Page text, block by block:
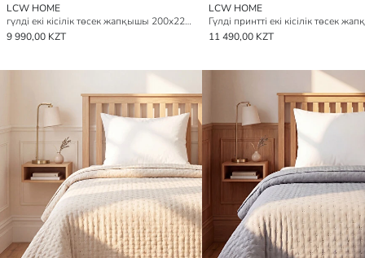
LCW HOME
гүлді екі кісілік төсек жапқышы 200x220 см
9 990,00 KZT
LCW HOME
Гүлді принтті екі кісілік төсек
11 490,00 KZT